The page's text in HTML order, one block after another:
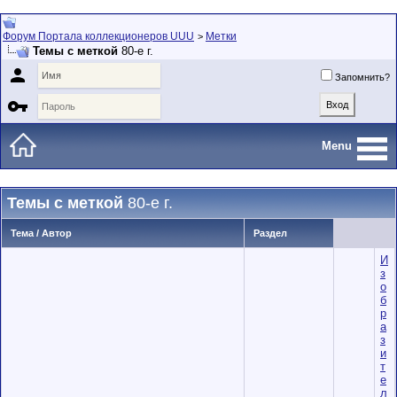
Форум Портала коллекционеров UUU > Метки
Темы с меткой 80-е г.
 Запомнить?

Menu
Темы с меткой80-е г.
Тема / Автор Раздел
И
з
о
б
р
а
з
и
т
е
л